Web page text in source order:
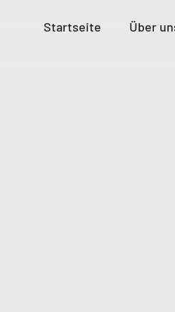
Startseite Über